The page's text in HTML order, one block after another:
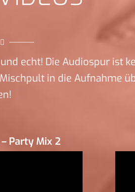
echt! Die Audiospur ist
in die Aufnahme
Party Mix 2